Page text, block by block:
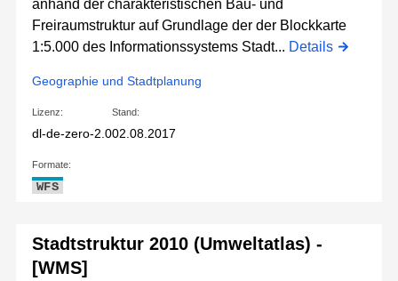
anhand der charakteristischen Bau- und
Freiraumstruktur auf Grundlage der der Blockkarte
1:5.000 des Informationssystems Stadt... Details
Geographie und Stadtplanung
Lizenz:
dl-de-zero-2.0
Stand:
02.08.2017
Formate:
WFS
Stadtstruktur 2010 (Umweltatlas) -
[WMS]